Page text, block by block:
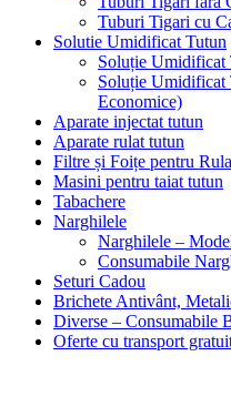
Tuburi Tigari cu
Solutie Umidificat Tutun
Soluție Umidificat
Soluție Umidificat
Economice)
Aparate injectat tutun
Aparate rulat tutun
Filtre și Foițe pentru
Masini pentru taiat tutun
Tabachere
Narghilele
Narghilele –
Consumabile
Seturi Cadou
Brichete Antivânt,
Diverse – Consumabile
Oferte cu transport